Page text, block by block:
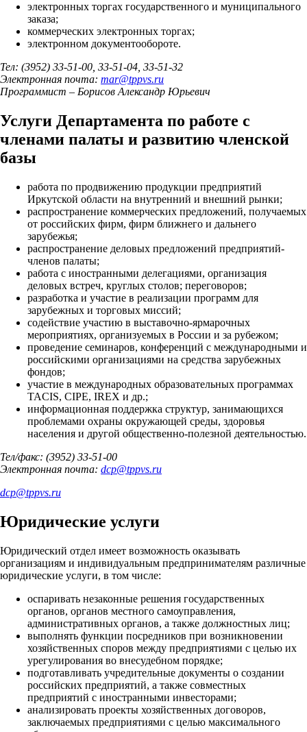
электронных торгах государственного и муниципального
заказа;
коммерческих электронных торгах;
электронном документообороте.
Тел: (3952) 33-51-00, 33-51-04, 33-51-32
Электронная почта: mar@tppvs.ru
Программист – Борисов Александр Юрьевич
Услуги Департамента по работе с
членами палаты и развитию членской
базы
работа по продвижению продукции предприятий
Иркутской области на внутренний и внешний рынки;
распространение коммерческих предложений, получаемых
от российских фирм, фирм ближнего и дальнего
зарубежья;
распространение деловых предложений предприятий-
членов палаты;
работа с иностранными делегациями, организация
деловых встреч, круглых столов; переговоров;
разработка и участие в реализации программ для
зарубежных и торговых миссий;
содействие участию в выставочно-ярмарочных
мероприятиях, организуемых в России и за рубежом;
проведение семинаров, конференций с международными и
российскими организациями на средства зарубежных
фондов;
участие в международных образовательных программах
TACIS, CIPE, IREX и др.;
информационная поддержка структур, занимающихся
проблемами охраны окружающей среды, здоровья
населения и другой общественно-полезной деятельностью.
Тел/факс: (3952) 33-51-00
Электронная почта: dcp@tppvs.ru
dcp@tppvs.ru
Юридические услуги
Юридический отдел имеет возможность оказывать
организациям и индивидуальным предпринимателям различные
юридические услуги, в том числе:
оспаривать незаконные решения государственных
органов, органов местного самоуправления,
административных органов, а также должностных лиц;
выполнять функции посредников при возникновении
хозяйственных споров между предприятиями с целью их
урегулирования во внесудебном порядке;
подготавливать учредительные документы о создании
российских предприятий, а также совместных
предприятий с иностранными инвесторами;
анализировать проекты хозяйственных договоров,
заключаемых предприятиями с целью максимального